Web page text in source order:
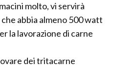
molto, vi servirà
abbia almeno 500 watt
la lavorazione di carne
dei tritacarne